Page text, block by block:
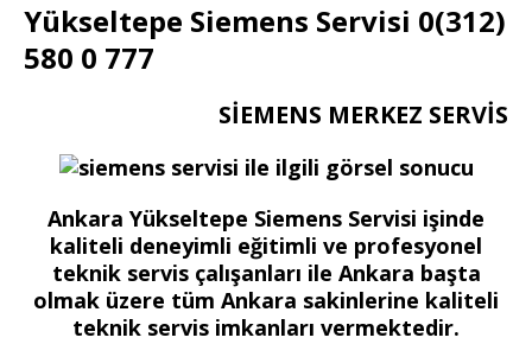
Yükseltepe Siemens Servisi 0(312)
580 0 777
SİEMENS MERKEZ SERVİS
Ankara Yükseltepe Siemens Servisi işinde
kaliteli deneyimli eğitimli ve profesyonel
teknik servis çalışanları ile Ankara başta
olmak üzere tüm Ankara sakinlerine kaliteli
teknik servis imkanları vermektedir.